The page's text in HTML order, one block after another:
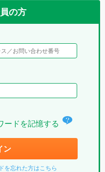
の方
ードを記憶する
ェ
ン
を忘れた方はこちら